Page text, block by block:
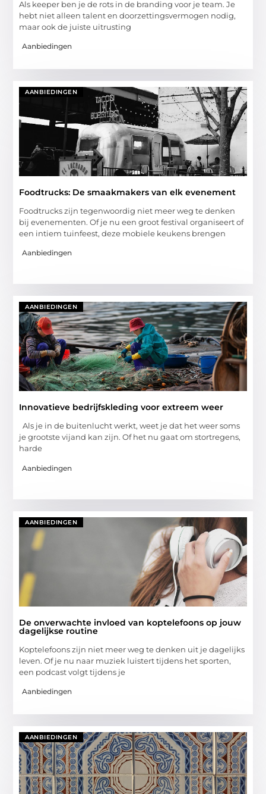
Als keeper ben je de rots in de branding voor je team. Je
hebt niet alleen talent en doorzettingsvermogen nodig,
maar ook de juiste uitrusting
Aanbiedingen
AANBIEDINGEN
Foodtrucks: De smaakmakers van elk evenement
Foodtrucks zijn tegenwoordig niet meer weg te denken
bij evenementen. Of je nu een groot festival organiseert of
een intiem tuinfeest, deze mobiele keukens brengen
Aanbiedingen
AANBIEDINGEN
Innovatieve bedrijfskleding voor extreem weer
Als je in de buitenlucht werkt, weet je dat het weer soms
je grootste vijand kan zijn. Of het nu gaat om stortregens,
harde
Aanbiedingen
AANBIEDINGEN
De onverwachte invloed van koptelefoons op jouw
dagelijkse routine
Koptelefoons zijn niet meer weg te denken uit je dagelijks
leven. Of je nu naar muziek luistert tijdens het sporten,
een podcast volgt tijdens je
Aanbiedingen
AANBIEDINGEN